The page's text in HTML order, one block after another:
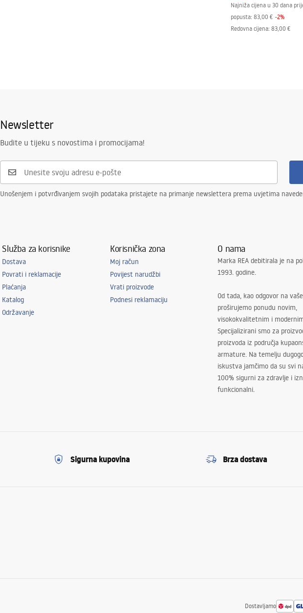
Najniža cijena u 30 dana
popusta: 83,00 € -2%
Redovna cijena: 83,00 €
Newsletter
Budite u tijeku s novostima i promocijama!
Unošenjem i potvrđivanjem svojih podataka pristajete na primanje newslettera prema uvjetima
Služba za korisnike
Dostava
Povrati i reklamacije
Plaćanja
Katalog
Održavanje
Korisnička zona
Moj račun
Povijest narudžbi
Vrati proizvode
Podnesi reklamaciju
O nama
Marka REA debitirala je na
1993. godine.
Od tada, kao odgovor na
proširujemo ponudu novim,
visokokvalitetnim i
Specijalizirani smo za
proizvoda iz područja
armature. Na temelju
iskustva jamčimo da su svi
100% sigurni za zdravlje i
funkcionalni.
Sigurna kupovina Brza dostava
Dostavljamo